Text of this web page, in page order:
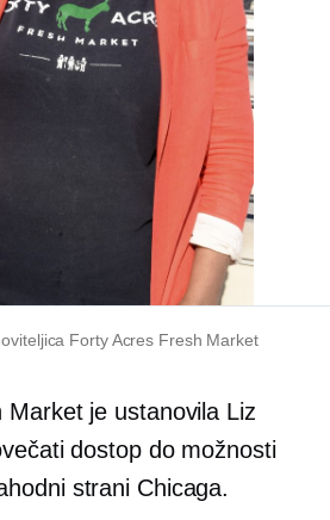
Forty Acres Fresh Market
Market je ustanovila Liz
dostop do možnosti
strani Chicaga.